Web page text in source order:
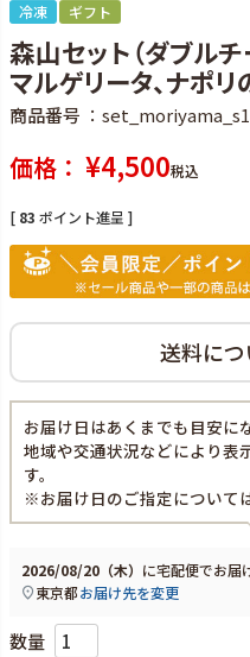
冷凍 ギフト
森山セット（ダブル
マルゲリータ、ナポリ
商品番号 set_moriyama_s1
価格 ¥4,500税込
[ 83 ポイント進呈 ]
送料に
お届け日はあくまでも目安に
地域や交通状況などにより表
す。
※お届け日のご指定について
2026/08/20（木） に宅配便でお届
東京都お届け先を変更